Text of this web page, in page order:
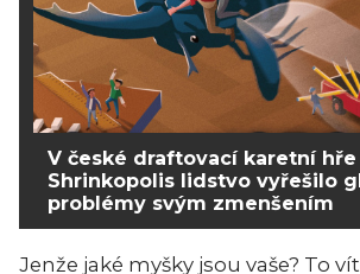
V české draftovací karetní hře
Shrinkopolis lidstvo vyřešilo
problémy svým zmenšením
Jenže jaké myšky jsou vaše? To